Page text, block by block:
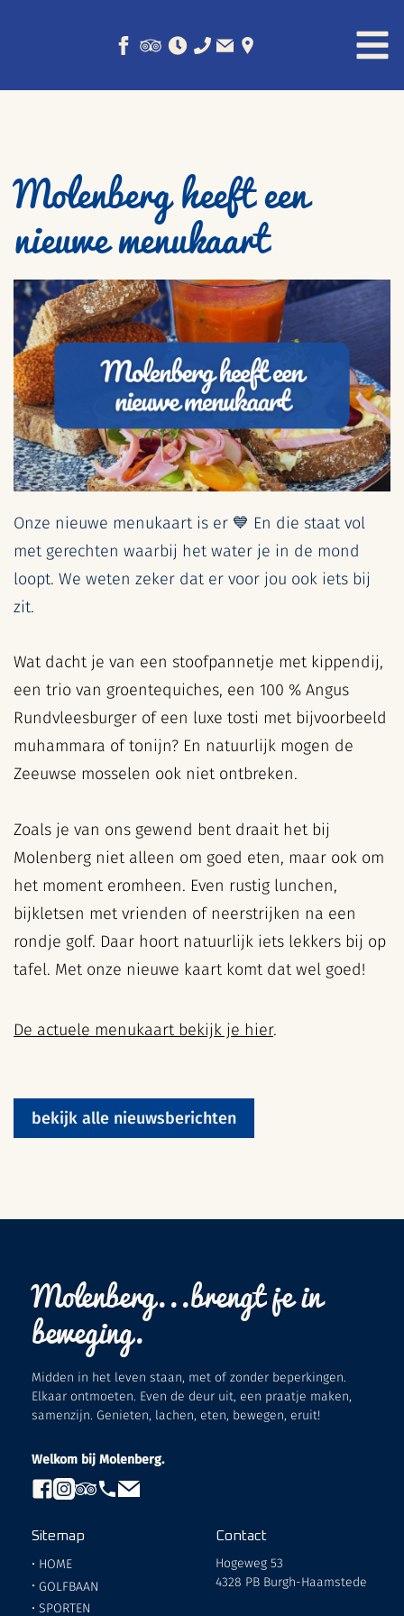
Molenberg heeft een
nieuwe menukaart
Onze nieuwe menukaart is er 💙 En die staat vol
met gerechten waarbij het water je in de mond
loopt. We weten zeker dat er voor jou ook iets bij
zit.
Wat dacht je van een stoofpannetje met kippendij,
een trio van groentequiches, een 100 % Angus
Rundvleesburger of een luxe tosti met bijvoorbeeld
muhammara of tonijn? En natuurlijk mogen de
Zeeuwse mosselen ook niet ontbreken.
Zoals je van ons gewend bent draait het bij
Molenberg niet alleen om goed eten, maar ook om
het moment eromheen. Even rustig lunchen,
bijkletsen met vrienden of neerstrijken na een
rondje golf. Daar hoort natuurlijk iets lekkers bij op
tafel. Met onze nieuwe kaart komt dat wel goed!
De actuele menukaart bekijk je hier.
bekijk alle nieuwsberichten
Molenberg...brengt je in
beweging.
Midden in het leven staan, met of zonder beperkingen.
Elkaar ontmoeten. Even de deur uit, een praatje maken,
samenzijn. Genieten, lachen, eten, bewegen, eruit!
Welkom bij Molenberg.
Sitemap
• HOME
• GOLFBAAN
• SPORTEN
Contact
Hogeweg 53
4328 PB Burgh-Haamstede